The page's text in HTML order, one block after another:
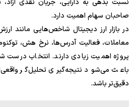
صاحبان سهام اهمیت دارد.
در بازار ارز دیجیتال شاخص‌هایی مانند
معاملات، فعالیت آدرس‌ها، نرخ هش،
پروژه اهمیت زیادی دارند. انتخاب
باعث می‌شود نتیجه‌گیری تحلیل‌گر
دقیق‌تر باشد.